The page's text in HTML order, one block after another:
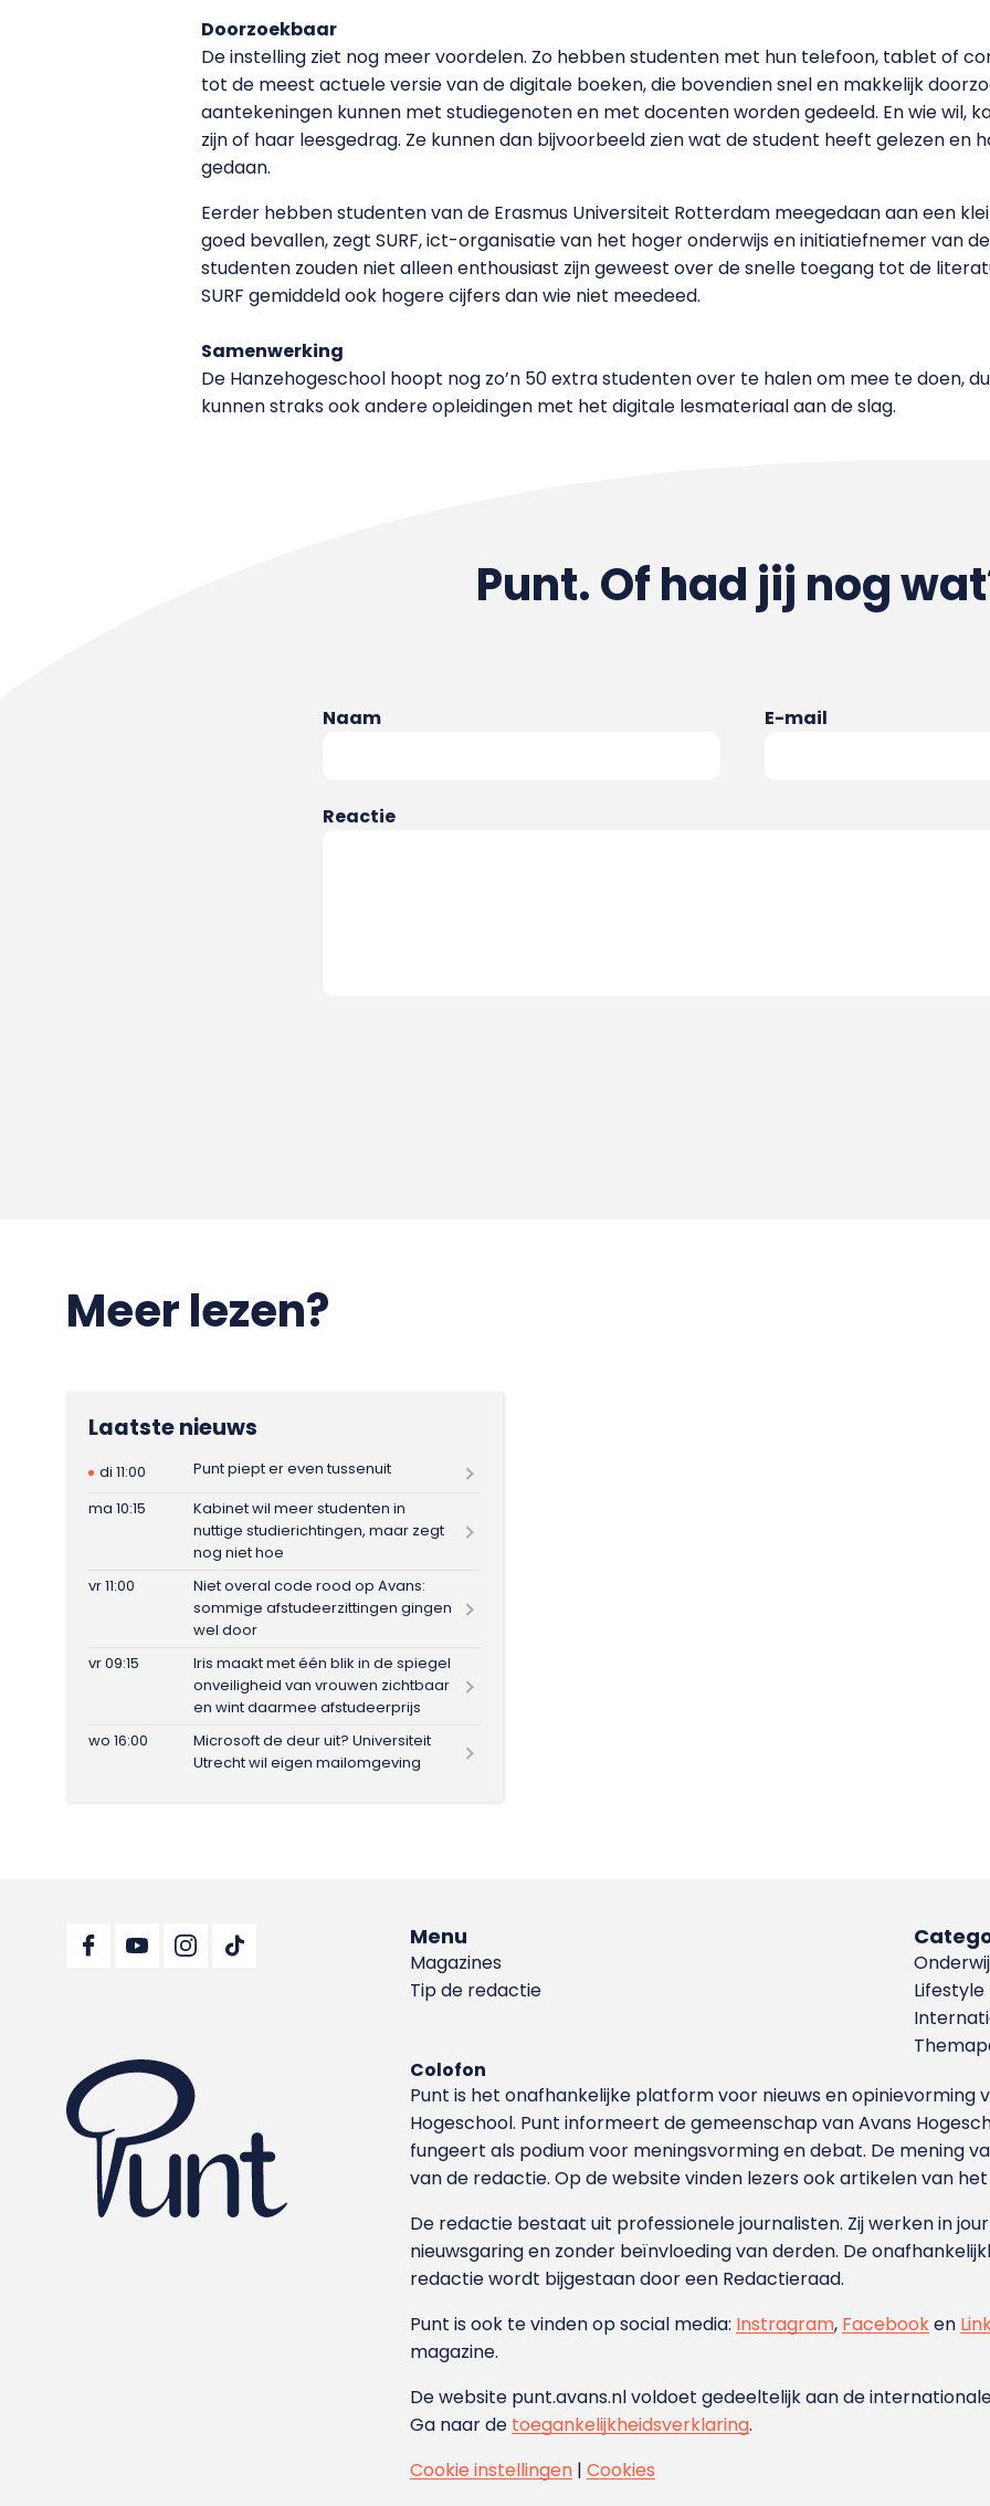
Doorzoekbaar
De instelling ziet nog meer voordelen. Zo hebben studenten met hun telefoon, tablet of
tot de meest actuele versie van de digitale boeken, die bovendien snel en makkelijk
aantekeningen kunnen met studiegenoten en met docenten worden gedeeld. En wie wil,
zijn of haar leesgedrag. Ze kunnen dan bijvoorbeeld zien wat de student heeft gelezen en
gedaan.
Eerder hebben studenten van de Erasmus Universiteit Rotterdam meegedaan aan een
goed bevallen, zegt SURF, ict-organisatie van het hoger onderwijs en initiatiefnemer van
studenten zouden niet alleen enthousiast zijn geweest over de snelle toegang tot de
SURF gemiddeld ook hogere cijfers dan wie niet meedeed.
Samenwerking
De Hanzehogeschool hoopt nog zo’n 50 extra studenten over te halen om mee te doen,
kunnen straks ook andere opleidingen met het digitale lesmateriaal aan de slag.
Punt. Of had jij nog
Naam E-mail
Reactie
Meer lezen?
Laatste nieuws
di 11:00
Punt piept er even tussenuit
ma 10:15
Kabinet wil meer studenten in
nuttige studierichtingen, maar zegt
nog niet hoe
vr 11:00
Niet overal code rood op Avans:
sommige afstudeerzittingen gingen
wel door
vr 09:15
Iris maakt met één blik in de spiegel
onveiligheid van vrouwen zichtbaar
en wint daarmee afstudeerprijs
wo 16:00
Microsoft de deur uit? Universiteit
Utrecht wil eigen mailomgeving
Menu
Magazines
Tip de redactie
Lifestyle
Colofon
Punt is het onafhankelijke platform voor nieuws en
Hoge­school. Punt informeert de gemeenschap van Avans
fungeert als podium voor meningsvorming en debat. De mening
van de redactie. Op de website vinden lezers ook artikelen van
De redactie bestaat uit professionele journalisten. Zij werken in
nieuwsgaring en zonder beïnvloeding van derden. De
redactie wordt bijgestaan door een Redactieraad.
Punt is ook te vinden op social media: Instragram, Facebooken
magazine.
De website punt.avans.nl voldoet gedeeltelijk aan de
Ga naar de toegankelijkheidsverklaring.
Cookie instellingen |Cookies